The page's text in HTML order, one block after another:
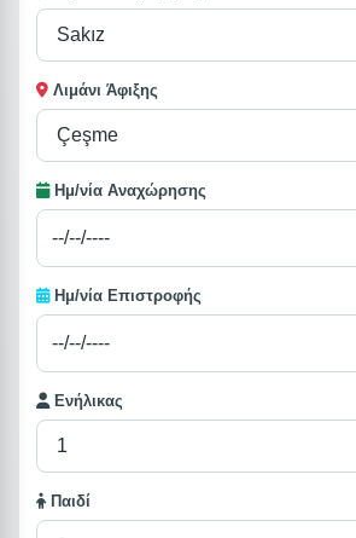
Λιμάνι Άφιξης
Ημ/νία Αναχώρησης
Ημ/νία Επιστροφής
Ενήλικας
Παιδί